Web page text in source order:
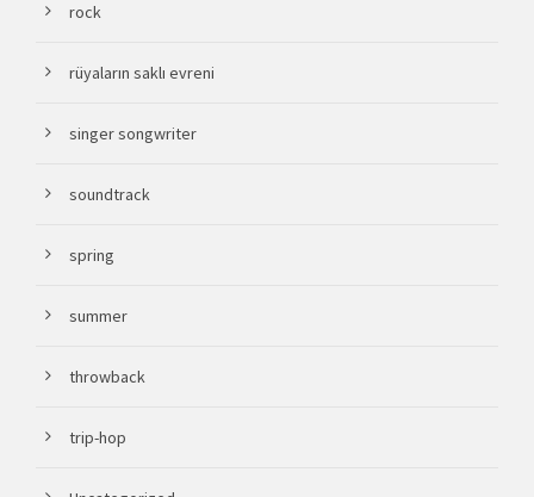
rock
rüyaların saklı evreni
singer songwriter
soundtrack
spring
summer
throwback
trip-hop